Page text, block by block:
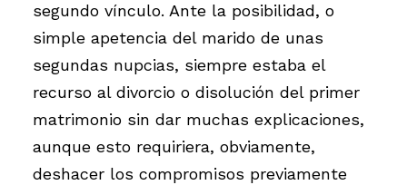
segundo vínculo. Ante la posibilidad, o
simple apetencia del marido de unas
segundas nupcias, siempre estaba el
recurso al divorcio o disolución del primer
matrimonio sin dar muchas explicaciones,
aunque esto requiriera, obviamente,
deshacer los compromisos previamente